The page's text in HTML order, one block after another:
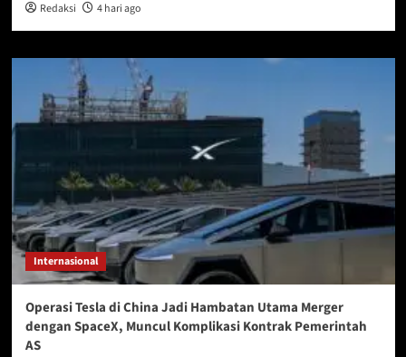
Redaksi 4 hari ago
Internasional
Operasi Tesla di China Jadi Hambatan Utama Merger
dengan SpaceX, Muncul Komplikasi Kontrak Pemerintah
AS